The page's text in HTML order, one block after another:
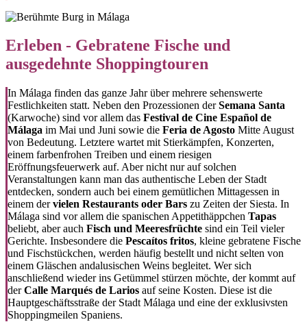
Erleben - Gebratene Fische und
ausgedehnte Shoppingtouren
In Málaga finden das ganze Jahr über mehrere sehenswerte
Festlichkeiten statt. Neben den Prozessionen derSemana Santa
(Karwoche) sind vor allem das Festival de Cine Español de
Málaga im Mai und Juni sowie die Feria de Agosto Mitte August
von Bedeutung. Letztere wartet mit Stierkämpfen, Konzerten,
einem farbenfrohen Treiben und einem riesigen
Eröffnungsfeuerwerk auf. Aber nicht nur auf solchen
Veranstaltungen kann man das authentische Leben der Stadt
entdecken, sondern auch bei einem gemütlichen Mittagessen in
einem dervielen Restaurants oder Bars zu Zeiten der Siesta. In
Málaga sind vor allem die spanischen Appetithäppchen Tapas
beliebt, aber auch Fisch und Meeresfrüchte sind ein Teil vieler
Gerichte. Insbesondere die Pescaítos fritos, kleine gebratene Fische
und Fischstückchen, werden häufig bestellt und nicht selten von
einem Gläschen andalusischen Weins begleitet. Wer sich
anschließend wieder ins Getümmel stürzen möchte, der kommt auf
derCalle Marqués de Larios auf seine Kosten. Diese ist die
Hauptgeschäftsstraße der Stadt Málaga und eine der exklusivsten
Shoppingmeilen Spaniens.